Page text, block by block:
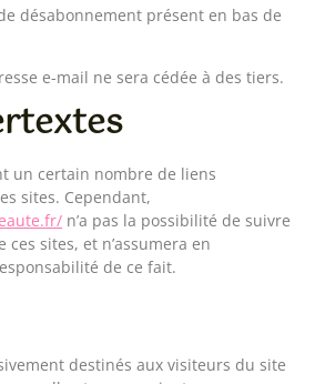
désabonnement présent en bas de
e-mail ne sera cédée à des tiers.
un certain nombre de liens
sites. Cependant,
n’a pas la possibilité de suivre
sites, et n’assumera en
de ce fait.
destinés aux visiteurs du site